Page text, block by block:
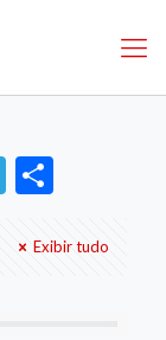
Telegram
Share
Exibir tudo